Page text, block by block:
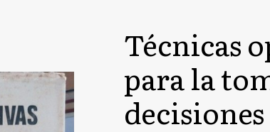
Técnicas
para la